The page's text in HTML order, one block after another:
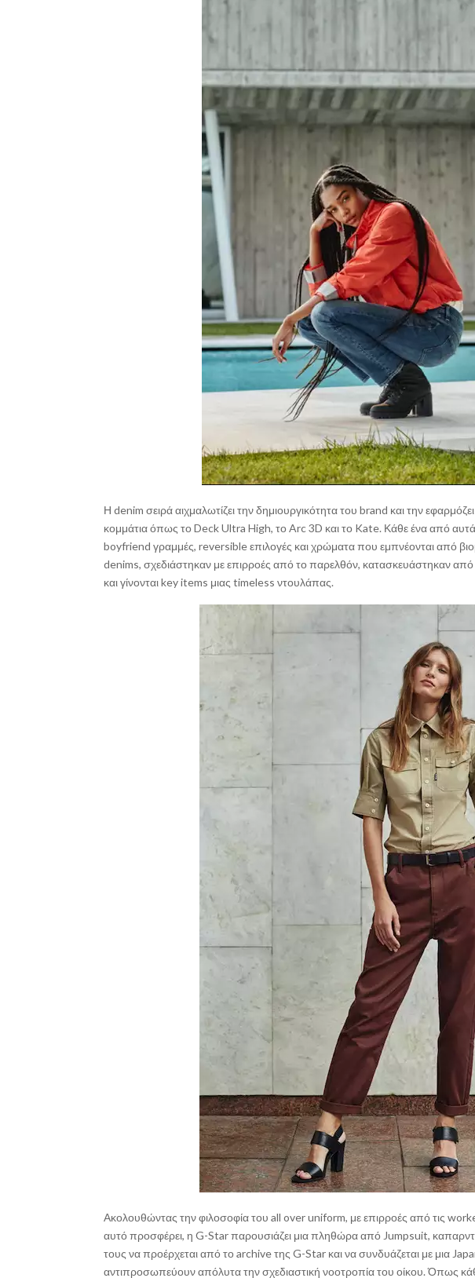
Η denim σειρά αιχμαλωτίζει την δημιουργικότητα του brand και την
κομμάτια όπως το Deck Ultra High, το Arc 3D και το Kate. Κάθε ένα από
boyfriend γραμμές, reversible επιλογές και χρώματα που εμπνέονται από
denims, σχεδιάστηκαν με επιρροές από το παρελθόν, κατασκευάστηκαν
και γίνονται key items μιας timeless ντουλάπας.
Ακολουθώντας την φιλοσοφία του all over uniform, με επιρροές από τις
αυτό προσφέρει, η G-Star παρουσιάζει μια πληθώρα από Jumpsuit,
τους να προέρχεται από το archive της G-Star και να συνδυάζεται με μια
αντιπροσωπεύουν απόλυτα την σχεδιαστική νοοτροπία του οίκου. Όπως